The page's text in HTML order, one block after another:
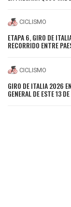
CICLISMO
ETAPA 6, GIRO DE
RECORRIDO ENTRE
CICLISMO
GIRO DE ITALIA 2026
GENERAL DE ESTE 13